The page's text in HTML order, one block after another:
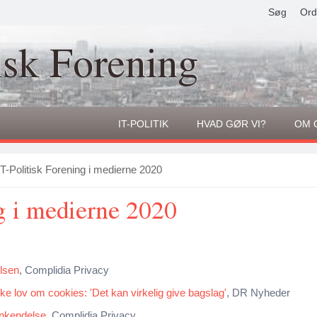
Søg
Forening
IT-POLITIK HVAD GØR VI? OM
Politisk Forening i medierne 2020
medierne 2020
, Complidia Privacy
lov om cookies: 'Det kan virkelig give bagslag', DR Nyheder